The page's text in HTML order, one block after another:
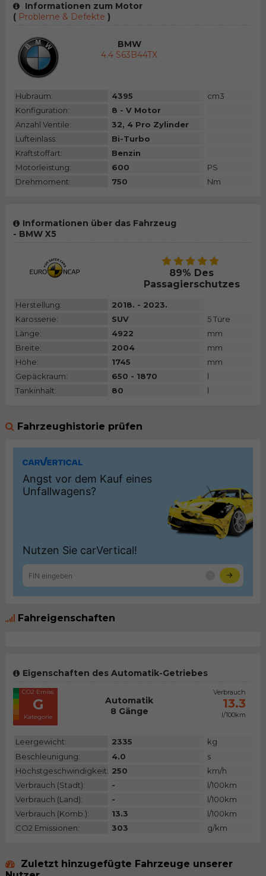
Informationen zum Motor
(Probleme & Defekte )
BMW
4.4 S63B44TX
Hubraum: 4395
cm3
Konfiguration:
8 - V Motor
Anzahl Ventile:
32, 4 Pro Zylinder
Lufteinlass:
Bi-Turbo
Kraftstoffart:
Benzin
Motorleistung:
600
PS
Drehmoment:
750 Nm
Informationen über das Fahrzeug
- BMW X5
89% Des
Passagierschutzes
Herstellung:
2018. - 2023.
Karosserie:
SUV
5 Türe
Länge:
4922
mm
Breite:
2004
mm
Höhe:
1745
mm
Gepäckraum:
650 - 1870
l
Tankinhalt:
80 l
Fahrzeughistorie prüfen
Fahreigenschaften
Eigenschaften des Automatik-Getriebes
CO2 Emiss.
G
Kategorie
Automatik
8 Gänge
Verbrauch
13.3
l/100km
Leergewicht: 2335
kg
Beschleunigung:
4.0
s
Höchstgeschwindigkeit: 250
km/h
Verbrauch (Stadt):
-
l/100km
Verbrauch (Land):
-
l/100km
Verbrauch (Komb.):
13.3
l/100km
CO2 Emissionen:
303 g/km
Zuletzt hinzugefügte Fahrzeuge unserer